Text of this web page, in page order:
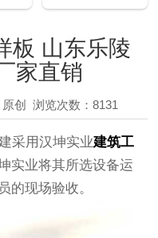
板 山东乐陵
家直销
创 浏览次数：8131
采用汉坤实业建筑工
实业将其所选设备运
的现场验收。